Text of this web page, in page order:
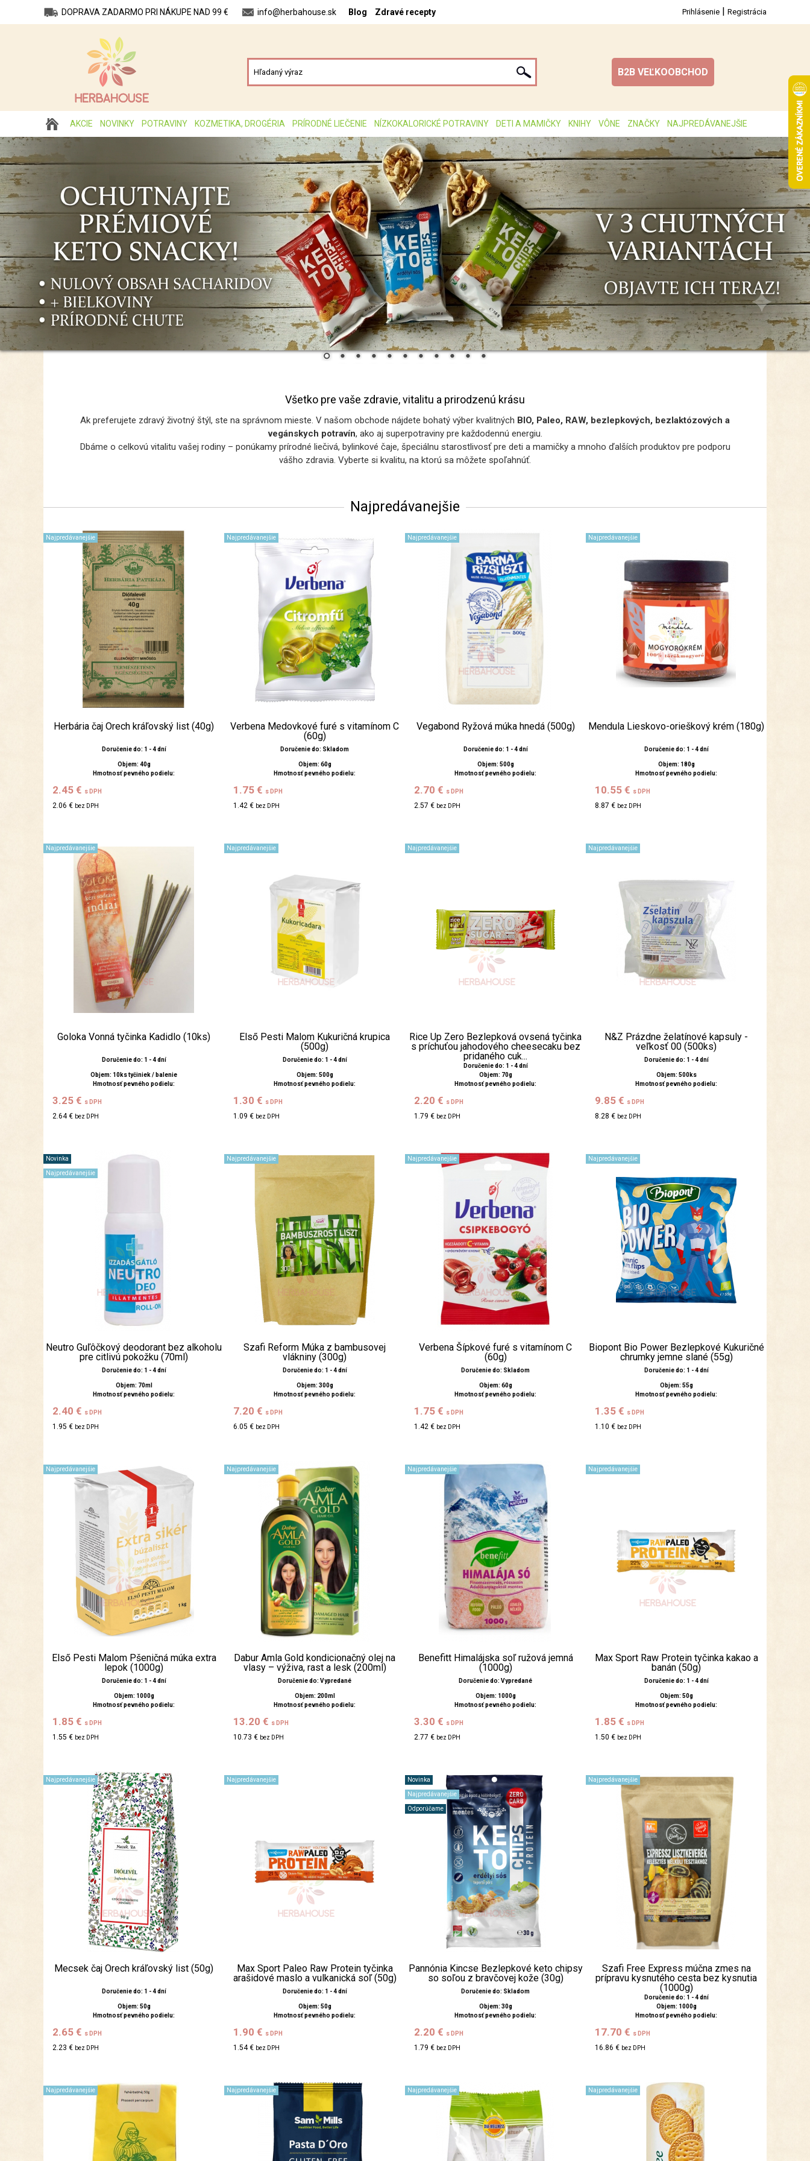
DOPRAVA ZADARMO PRI NÁKUPE NAD 99 € info@herbahouse.sk Blog Zdravé recepty Prihlásenie | Registrácia
B2B VEĽKOOBCHOD
AKCIE NOVINKY POTRAVINY KOZMETIKA, DROGÉRIA PRÍRODNÉ LIEČENIE NÍZKOKALORICKÉ POTRAVINY DETI A MAMIČKY KNIHY VÔNE ZNAČKY NAJPREDÁVANEJŠIE
Všetko pre vaše zdravie, vitalitu a prirodzenú krásu
Ak preferujete zdravý životný štýl, ste na správnom mieste. V našom obchode nájdete bohatý výber kvalitných BIO, Paleo, RAW, bezlepkových, bezlaktózových a
vegánskych potravín, ako aj superpotraviny pre každodennú energiu.
Dbáme o celkovú vitalitu vašej rodiny – ponúkamy prírodné liečivá, bylinkové čaje, špeciálnu starostlivosť pre deti a mamičky a mnoho ďalších produktov pre podporu
vášho zdravia. Vyberte si kvalitu, na ktorú sa môžete spoľahnúť.
Najpredávanejšie
Najpredávanejšie
Herbária čaj Orech kráľovský list (40g)
Doručenie do: 1 - 4 dní
Objem: 40g
Hmotnosť pevného podielu:
2.45 € s DPH
2.06 € bez DPH
Najpredávanejšie
Verbena Medovkové furé s vitamínom C
(60g)
Doručenie do: Skladom
Objem: 60g
Hmotnosť pevného podielu:
1.75 € s DPH
1.42 € bez DPH
Najpredávanejšie
Vegabond Ryžová múka hnedá (500g)
Doručenie do: 1 - 4 dní
Objem: 500g
Hmotnosť pevného podielu:
2.70 € s DPH
2.57 € bez DPH
Najpredávanejšie
Mendula Lieskovo-orieškový krém (180g)
Doručenie do: 1 - 4 dní
Objem: 180g
Hmotnosť pevného podielu:
10.55 € s DPH
8.87 € bez DPH
Najpredávanejšie
Goloka Vonná tyčinka Kadidlo (10ks)
Doručenie do: 1 - 4 dní
Objem: 10ks tyčiniek / balenie
Hmotnosť pevného podielu:
3.25 € s DPH
2.64 € bez DPH
Najpredávanejšie
Első Pesti Malom Kukuričná krupica
(500g)
Doručenie do: 1 - 4 dní
Objem: 500g
Hmotnosť pevného podielu:
1.30 € s DPH
1.09 € bez DPH
Najpredávanejšie
Rice Up Zero Bezlepková ovsená tyčinka
s príchuťou jahodového cheesecaku bez
pridaného cuk...
Doručenie do: 1 - 4 dní
Objem: 70g
Hmotnosť pevného podielu:
2.20 € s DPH
1.79 € bez DPH
Najpredávanejšie
N&Z Prázdne želatínové kapsuly -
veľkosť 00 (500ks)
Doručenie do: 1 - 4 dní
Objem: 500ks
Hmotnosť pevného podielu:
9.85 € s DPH
8.28 € bez DPH
Novinka
Najpredávanejšie
Neutro Guľôčkový deodorant bez alkoholu
pre citlivú pokožku (70ml)
Doručenie do: 1 - 4 dní
Objem: 70ml
Hmotnosť pevného podielu:
2.40 € s DPH
1.95 € bez DPH
Najpredávanejšie
Szafi Reform Múka z bambusovej
vlákniny (300g)
Doručenie do: 1 - 4 dní
Objem: 300g
Hmotnosť pevného podielu:
7.20 € s DPH
6.05 € bez DPH
Najpredávanejšie
Verbena Šípkové furé s vitamínom C
(60g)
Doručenie do: Skladom
Objem: 60g
Hmotnosť pevného podielu:
1.75 € s DPH
1.42 € bez DPH
Najpredávanejšie
Biopont Bio Power Bezlepkové Kukuričné
chrumky jemne slané (55g)
Doručenie do: 1 - 4 dní
Objem: 55g
Hmotnosť pevného podielu:
1.35 € s DPH
1.10 € bez DPH
Najpredávanejšie
Első Pesti Malom Pšeničná múka extra
lepok (1000g)
Doručenie do: 1 - 4 dní
Objem: 1000g
Hmotnosť pevného podielu:
1.85 € s DPH
1.55 € bez DPH
Najpredávanejšie
Dabur Amla Gold kondicionačný olej na
vlasy – výživa, rast a lesk (200ml)
Doručenie do: Vypredané
Objem: 200ml
Hmotnosť pevného podielu:
13.20 € s DPH
10.73 € bez DPH
Najpredávanejšie
Benefitt Himalájska soľ ružová jemná
(1000g)
Doručenie do: Vypredané
Objem: 1000g
Hmotnosť pevného podielu:
3.30 € s DPH
2.77 € bez DPH
Najpredávanejšie
Max Sport Raw Protein tyčinka kakao a
banán (50g)
Doručenie do: 1 - 4 dní
Objem: 50g
Hmotnosť pevného podielu:
1.85 € s DPH
1.50 € bez DPH
Najpredávanejšie
Mecsek čaj Orech kráľovský list (50g)
Doručenie do: 1 - 4 dní
Objem: 50g
Hmotnosť pevného podielu:
2.65 € s DPH
2.23 € bez DPH
Najpredávanejšie
Max Sport Paleo Raw Protein tyčinka
arašidové maslo a vulkanická soľ (50g)
Doručenie do: 1 - 4 dní
Objem: 50g
Hmotnosť pevného podielu:
1.90 € s DPH
1.54 € bez DPH
Novinka
Najpredávanejšie
Odporúčame
Pannónia Kincse Bezlepkové keto chipsy
so soľou z bravčovej kože (30g)
Doručenie do: Skladom
Objem: 30g
Hmotnosť pevného podielu:
2.20 € s DPH
1.79 € bez DPH
Najpredávanejšie
Szafi Free Express múčna zmes na
prípravu kysnutého cesta bez kysnutia
(1000g)
Doručenie do: 1 - 4 dní
Objem: 1000g
Hmotnosť pevného podielu:
17.70 € s DPH
16.86 € bez DPH
Najpredávanejšie Najpredávanejšie Najpredávanejšie Najpredávanejšie